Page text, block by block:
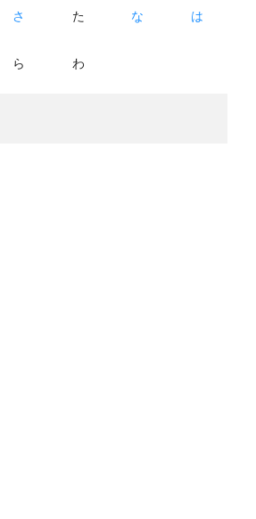
さ た な は
ら わ